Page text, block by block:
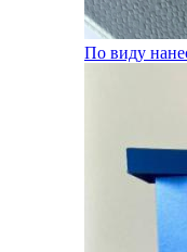
По виду